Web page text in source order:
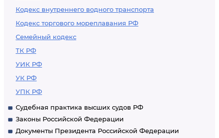
Кодекс внутреннего водного транспорта
Кодекс торгового мореплавания РФ
Семейный кодекс
ТК РФ
УИК РФ
УК РФ
УПК РФ
Судебная практика высших судов РФ
Законы Российской Федерации
Документы Президента Российской Федерации